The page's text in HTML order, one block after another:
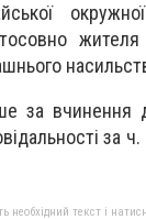
жителя
за
текст і